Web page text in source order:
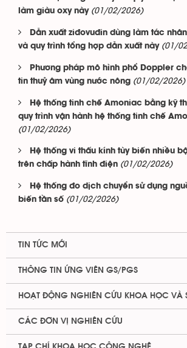
làm giàu oxy này (01/02/2026)
Dẫn xuất ziđovuđin dùng làm tác
và quy trình tổng hợp dẫn xuất này (01/
Phương pháp mô hình phổ Doppler
tin thuỷ âm vùng nước nông (01/02/2026)
Hệ thống tinh chế Amoniac bằng kỹ
quy trình vận hành hệ thống tinh chế
(01/02/2026)
Hệ thống vi thấu kính tùy biến nhiều
trên chấp hành tĩnh điện (01/02/2026)
Hệ thống đo dịch chuyển sử dụng
biến tần số (01/02/2026)
TIN TỨC MỚI
THÔNG TIN ỨNG VIÊN GS/PGS
HOẠT ĐỘNG NGHIÊN CỨU KHOA HỌC VÀ
CÁC ĐƠN VỊ NGHIÊN CỨU